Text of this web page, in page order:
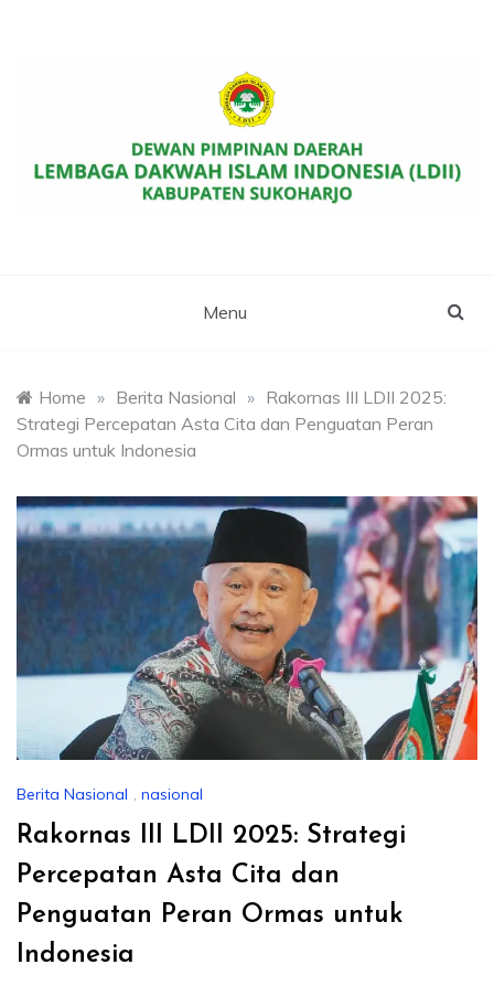
Menu
Home » Berita Nasional » Rakornas III LDII 2025:
Strategi Percepatan Asta Cita dan Penguatan Peran
Ormas untuk Indonesia
Berita Nasional , nasional
Rakornas III LDII 2025: Strategi
Percepatan Asta Cita dan
Penguatan Peran Ormas untuk
Indonesia